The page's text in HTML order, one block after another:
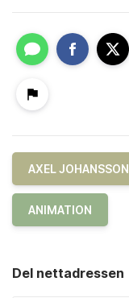
AXEL JOHANSSON
ANIMATION
Del nettadressen